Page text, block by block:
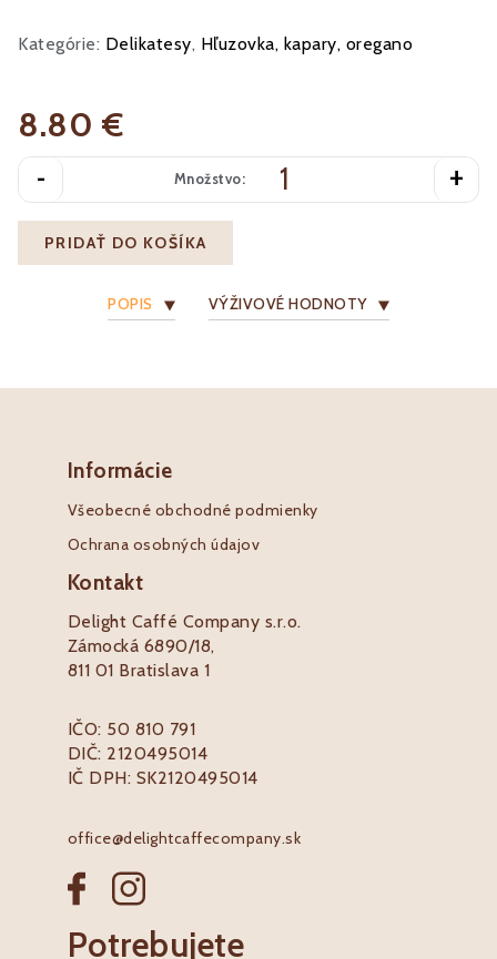
Kategórie: Delikatesy, Hľuzovka, kapary, oregano
8.80 €
- Množstvo: +
PRIDAŤ DO KOŠÍKA
POPIS VÝŽIVOVÉ HODNOTY
Informácie
Všeobecné obchodné podmienky
Ochrana osobných údajov
Kontakt
Delight Caffé Company s.r.o.
Zámocká 6890/18,
811 01 Bratislava 1
IČO: 50 810 791
DIČ: 2120495014
IČ DPH: SK2120495014
office@delightcaffecompany.sk
Potrebujete